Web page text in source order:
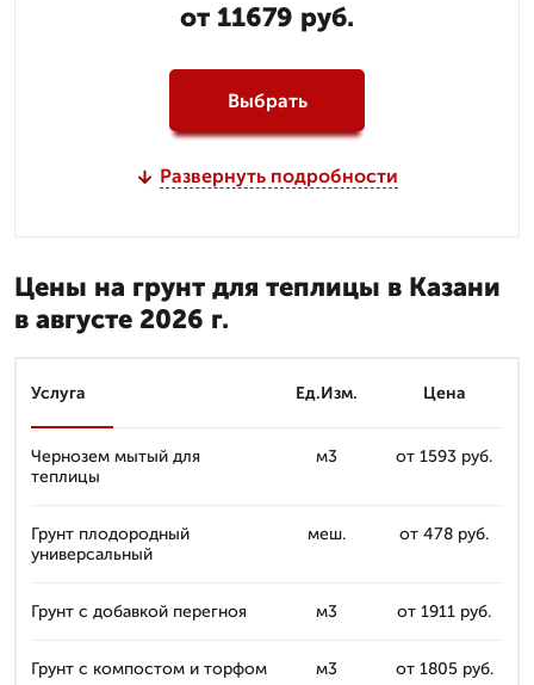
от 11679 руб.
Выбрать
Развернуть подробности
Цены на грунт для теплицы в Казани
в августе 2026 г.
Услуга Ед.Изм. Цена
Чернозем мытый для
теплицы
м3 от 1593 руб.
Грунт плодородный
универсальный
меш. от 478 руб.
Грунт с добавкой перегноя м3 от 1911 руб.
Грунт с компостом и торфом м3 от 1805 руб.